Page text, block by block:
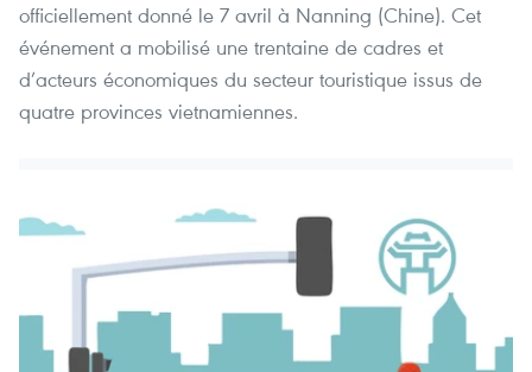
officiellement donné le 7 avril à Nanning (Chine). Cet
événement a mobilisé une trentaine de cadres et
d’acteurs économiques du secteur touristique issus de
quatre provinces vietnamiennes.